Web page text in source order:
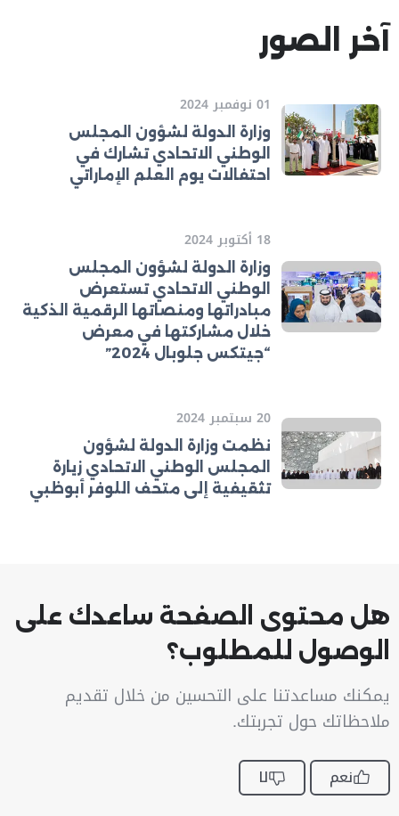
آخر الصور
01 نوفمبر 2024
وزارة الدولة لشؤون المجلس
الوطني الاتحادي تشارك في
احتفالات يوم العلم الإماراتي
18 أكتوبر 2024
وزارة الدولة لشؤون المجلس
الوطني الاتحادي تستعرض
مبادراتها ومنصاتها الرقمية الذكية
خلال مشاركتها في معرض
“جيتكس جلوبال 2024”
20 سبتمبر 2024
نظمت وزارة الدولة لشؤون
المجلس الوطني الاتحادي زيارة
تثقيفية إلى متحف اللوفر أبوظبي
هل محتوى الصفحة ساعدك على
الوصول للمطلوب؟
يمكنك مساعدتنا على التحسين من خلال تقديم
ملاحظاتك حول تجربتك.
نعم لا